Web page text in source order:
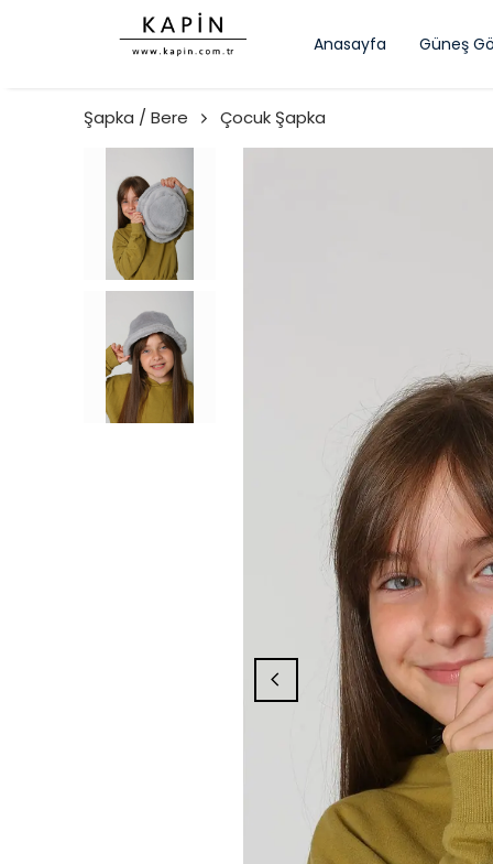
Anasayfa Güneş
Şapka / Bere Çocuk Şapka